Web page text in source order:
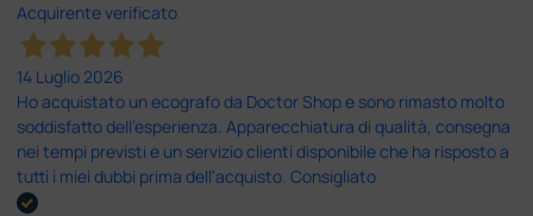
Acquirente verificato
14 Luglio 2026
Ho acquistato un ecografo da Doctor Shop e sono rimasto molto
soddisfatto dell'esperienza. Apparecchiatura di qualità, consegna
nei tempi previsti e un servizio clienti disponibile che ha risposto a
tutti i miei dubbi prima dell'acquisto. Consigliato